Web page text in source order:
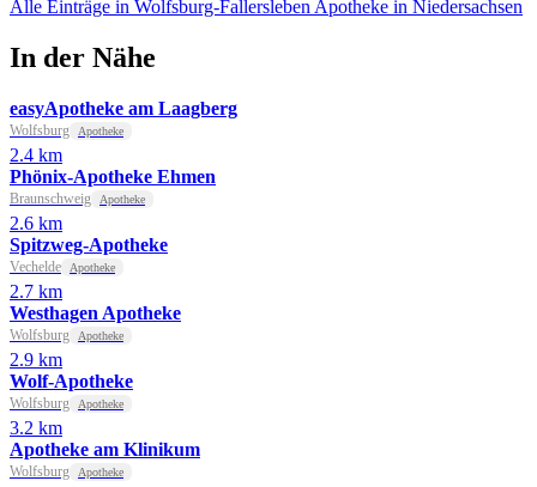
Alle Einträge in Wolfsburg-Fallersleben Apotheke in Niedersachsen
In der Nähe
easyApotheke am Laagberg
Wolfsburg Apotheke
2.4 km
Phönix-Apotheke Ehmen
Braunschweig Apotheke
2.6 km
Spitzweg-Apotheke
Vechelde Apotheke
2.7 km
Westhagen Apotheke
Wolfsburg Apotheke
2.9 km
Wolf-Apotheke
Wolfsburg Apotheke
3.2 km
Apotheke am Klinikum
Wolfsburg Apotheke